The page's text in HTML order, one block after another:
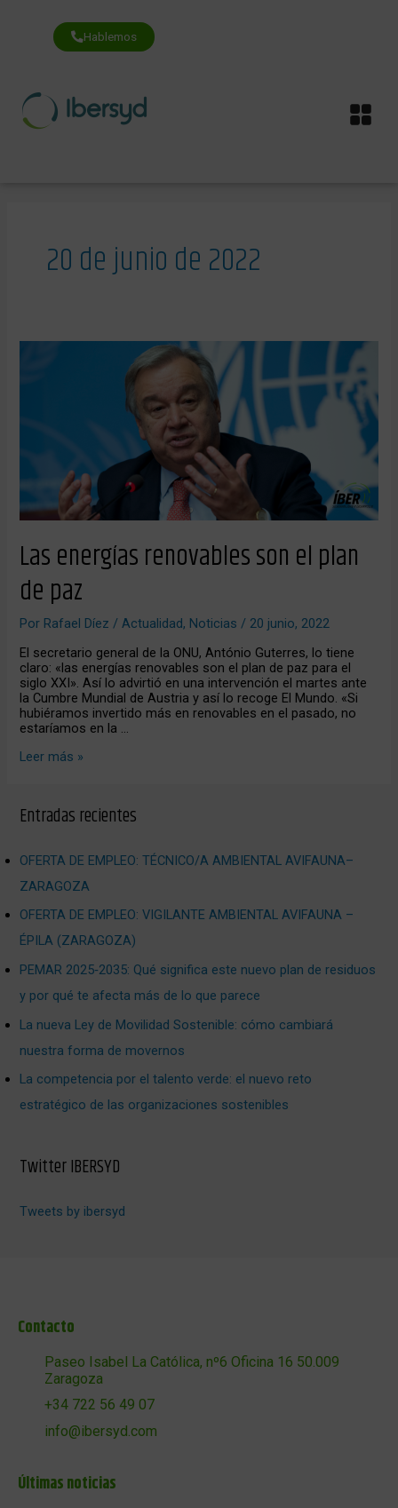
contenido
Hablemos
20 de junio de 2022
Las energías renovables son el plan
de paz
Por Rafael Díez/Actualidad, Noticias / 20 junio, 2022
El secretario general de la ONU, António Guterres, lo tiene
claro: «las energías renovables son el plan de paz para el
siglo XXI». Así lo advirtió en una intervención el martes ante
la Cumbre Mundial de Austria y así lo recoge El Mundo. «Si
hubiéramos invertido más en renovables en el pasado, no
estaríamos en la …
Leer más »
Entradas recientes
OFERTA DE EMPLEO: TÉCNICO/A AMBIENTAL AVIFAUNA–
ZARAGOZA
OFERTA DE EMPLEO: VIGILANTE AMBIENTAL AVIFAUNA –
ÉPILA (ZARAGOZA)
PEMAR 2025‑2035: Qué significa este nuevo plan de residuos
y por qué te afecta más de lo que parece
La nueva Ley de Movilidad Sostenible: cómo cambiará
nuestra forma de movernos
La competencia por el talento verde: el nuevo reto
estratégico de las organizaciones sostenibles
Twitter IBERSYD
Tweets by ibersyd
Contacto
Paseo Isabel La Católica, nº6 Oficina 16 50.009
Zaragoza
+34 722 56 49 07
info@ibersyd.com
Últimas noticias